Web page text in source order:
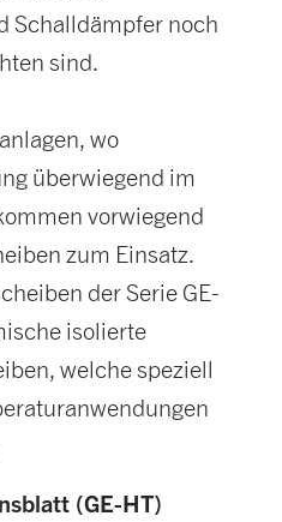
Schalldämpfer noch
sind.
wo
überwiegend im
vorwiegend
zum Einsatz.
der Serie GE-
isolierte
welche speziell
(GE-HT)